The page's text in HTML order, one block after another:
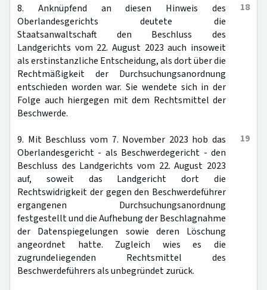
18
8. Anknüpfend an diesen Hinweis des
Oberlandesgerichts deutete die
Staatsanwaltschaft den Beschluss des
Landgerichts vom 22. August 2023 auch insoweit
als erstinstanzliche Entscheidung, als dort über die
Rechtmäßigkeit der Durchsuchungsanordnung
entschieden worden war. Sie wendete sich in der
Folge auch hiergegen mit dem Rechtsmittel der
Beschwerde.
19
9. Mit Beschluss vom 7. November 2023 hob das
Oberlandesgericht - als Beschwerdegericht - den
Beschluss des Landgerichts vom 22. August 2023
auf, soweit das Landgericht dort die
Rechtswidrigkeit der gegen den Beschwerdeführer
ergangenen Durchsuchungsanordnung
festgestellt und die Aufhebung der Beschlagnahme
der Datenspiegelungen sowie deren Löschung
angeordnet hatte. Zugleich wies es die
zugrundeliegenden Rechtsmittel des
Beschwerdeführers als unbegründet zurück.